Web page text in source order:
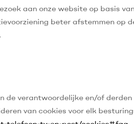
aan onze website op basis
beter afstemmen op
de verantwoordelijke en/of
van cookies voor elk